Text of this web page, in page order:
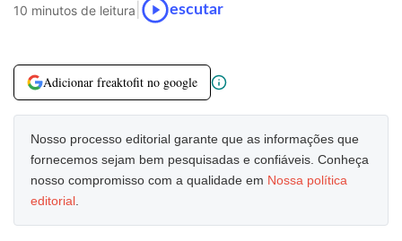
10 minutos de leitura escutar
Adicionar freaktofit no google
Nosso processo editorial garante que as informações que
fornecemos sejam bem pesquisadas e confiáveis. Conheça
nosso compromisso com a qualidade em Nossa política
editorial